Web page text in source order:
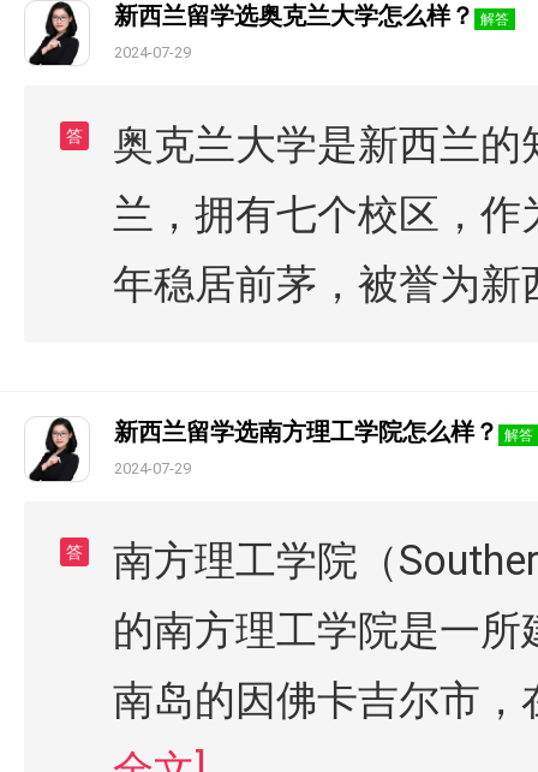
新西兰留学选奥克兰大学怎么样？ 解答
2024-07-29
答
奥克兰大学是新西兰
兰，拥有七个校区，
年稳居前茅，被誉为新
新西兰留学选南方理工学院怎么样？ 解答
2024-07-29
答
南方理工学院（
的南方理工学院是一
南岛的因佛卡吉尔市